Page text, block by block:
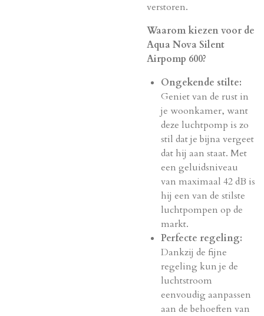
verstoren.
Waarom kiezen voor de
Aqua Nova Silent
Airpomp 600?
Ongekende stilte:
Geniet van de rust in
je woonkamer, want
deze luchtpomp is zo
stil dat je bijna vergeet
dat hij aan staat. Met
een geluidsniveau
van maximaal 42 dB is
hij een van de stilste
luchtpompen op de
markt.
Perfecte regeling:
Dankzij de fijne
regeling kun je de
luchtstroom
eenvoudig aanpassen
aan de behoeften van